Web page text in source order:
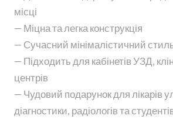
місці
— Міцна та легка конструкція
— Сучасний мінімалістичний
— Підходить для кабінетів УЗД,
центрів
— Чудовий подарунок для лікарів
діагностики, радіологів та